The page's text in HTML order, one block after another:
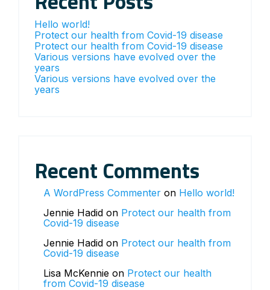
Hello world!
Protect our health from Covid-19 disease
Protect our health from Covid-19 disease
Various versions have evolved over the
years
Various versions have evolved over the
years
Recent Comments
A WordPress Commenter on Hello world!
Jennie Hadid on Protect our health from
Covid-19 disease
Jennie Hadid on Protect our health from
Covid-19 disease
Lisa McKennie on Protect our health
from Covid-19 disease